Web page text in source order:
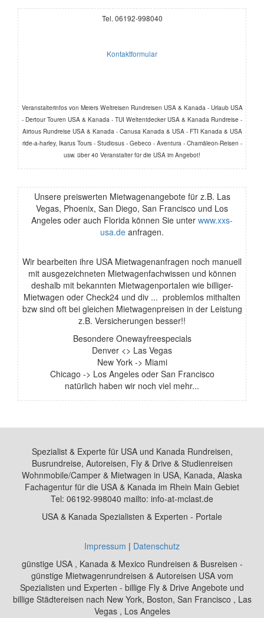
Tel. 06192-998040
Kontaktformular
Veranstalterinfos von Meiers Weltreisen Rundreisen USA & Kanada - Urlaub USA
- Dertour Touren USA & Kanada - TUI Weltentdecker USA & Kanada Rundreise -
Airtous Rundreise USA & Kanada - Canusa Kanada & USA - FTI Kanada & USA
ride-a-harley, Ikarus Tours - Studiosus - Gebeco - Aventura - Chamäleon-Reisen -
usw. über 40 Veranstalter für die USA im Angebot!
Unsere preiswerten Mietwagenangebote für z.B. Las
Vegas, Phoenix, San Diego, San Francisco und Los
Angeles oder auch Florida können Sie unter www.xxs-
usa.de anfragen.
Wir bearbeiten ihre USA Mietwagenanfragen noch manuell
mit ausgezeichneten Mietwagenfachwissen und können
deshalb mit bekannten Mietwagenportalen wie billiger-
Mietwagen oder Check24 und div ... problemlos mithalten
bzw sind oft bei gleichen Mietwagenpreisen in der Leistung
z.B. Versicherungen besser!!
Besondere Onewayfreespecials
Denver <> Las Vegas
New York -> Miami
Chicago -> Los Angeles oder San Francisco
natürlich haben wir noch viel mehr...
Spezialist & Experte für USA und Kanada Rundreisen,
Busrundreise, Autoreisen, Fly & Drive & Studienreisen
Wohnmobile/Camper & Mietwagen in USA, Kanada, Alaska
Fachagentur für die USA & Kanada im Rhein Main Gebiet
Tel: 06192-998040 mailto: info-at-mclast.de
USA & Kanada Spezialisten & Experten - Portale
Impressum | Datenschutz
günstige USA , Kanada & Mexico Rundreisen & Busreisen -
günstige Mietwagenrundreisen & Autoreisen USA vom
Spezialisten und Experten - billige Fly & Drive Angebote und
billige Städtereisen nach New York, Boston, San Francisco , Las
Vegas , Los Angeles